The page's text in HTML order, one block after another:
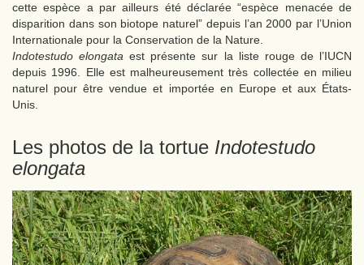
cette espèce a par ailleurs été déclarée “espèce menacée de
disparition dans son biotope naturel” depuis l’an 2000 par l’Union
Internationale pour la Conservation de la Nature.
Indotestudo elongata est présente sur la liste rouge de l’IUCN
depuis 1996. Elle est malheureusement très collectée en milieu
naturel pour être vendue et importée en Europe et aux États-
Unis.
Les photos de la tortue Indotestudo
elongata